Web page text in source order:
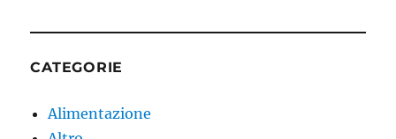
CATEGORIE
Alimentazione